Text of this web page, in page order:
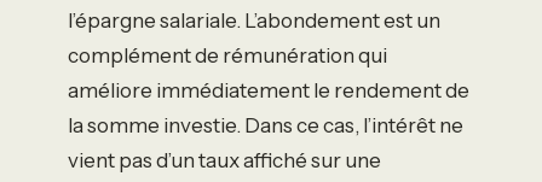
l’épargne salariale. L’abondement est un
complément de rémunération qui
améliore immédiatement le rendement de
la somme investie. Dans ce cas, l’intérêt ne
vient pas d’un taux affiché sur une